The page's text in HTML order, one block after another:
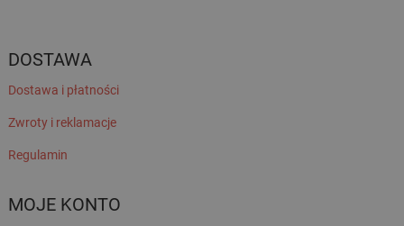
DOSTAWA
Dostawa i płatności
Zwroty i reklamacje
Regulamin
MOJE KONTO